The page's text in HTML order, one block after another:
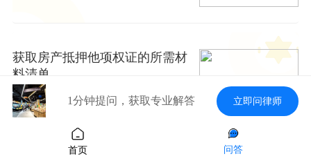
获取房产抵押他项权证的所需材
料清单
2023-07-03 15:16:391分钟提问，获取专业解答 立即问律师
首页 问答